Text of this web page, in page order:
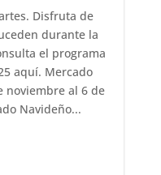
Disfruta de
durante la
el programa
aquí. Mercado
noviembre al 6 de
Navideño...